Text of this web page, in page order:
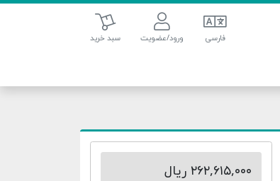
فارسی ورود/عضویت
سبد خرید
سبد خرید
۲۶۲,۶۱۵,۰۰۰ ریال